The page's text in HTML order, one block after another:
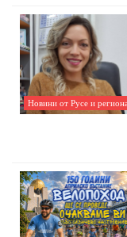
Новини от Русе и региона